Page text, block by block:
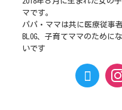
マです。
パパ・ママは共に医療従事
BLOG、子育てママのため
いです